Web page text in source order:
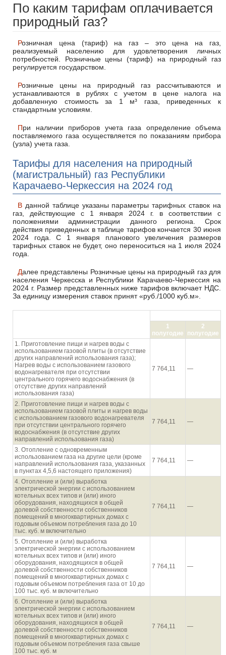
По каким тарифам оплачивается
природный газ?
Розничная цена (тариф) на газ – это цена на газ,
реализуемый населению для удовлетворения личных
потребностей. Розничные цены (тариф) на природный газ
регулируется государством.
Розничные цены на природный газ рассчитываются и
устанавливаются в рублях с учетом в цене налога на
добавленную стоимость за 1 м³ газа, приведенных к
стандартным условиям.
При наличии приборов учета газа определение объема
поставляемого газа осуществляется по показаниям прибора
(узла) учета газа.
Тарифы для населения на природный
(магистральный) газ Республики
Карачаево-Черкессия на 2024 год
В данной таблице указаны параметры тарифных ставок на
газ, действующие с 1 января 2024 г. в соответствии с
положениями администрации данного региона. Срок
действия приведенных в таблице тарифов кончается 30 июня
2024 года. С 1 января планового увеличения размеров
тарифных ставок не будет, оно переноситься на 1 июля 2024
года.
Далее представлены Розничные цены на природный газ для
населения Черкесска и Республики Карачаево-Черкессия на
2024 г. Размер представленных ниже тарифов включает НДС.
За единицу измерения ставок принят «руб./1000 куб.м».
1
полугодие
2
полугодие
1. Приготовление пищи и нагрев воды с
использованием газовой плиты (в отсутствие
других направлений использования газа);
Нагрев воды с использованием газового
водонагревателя при отсутствии
центрального горячего водоснабжения (в
отсутствие других направлений
использования газа)
7 764,11 —
2. Приготовление пищи и нагрев воды с
использованием газовой плиты и нагрев воды
с использованием газового водонагревателя
при отсутствии центрального горячего
водоснабжения (в отсутствие других
направлений использования газа)
7 764,11 —
3. Отопление с одновременным
использованием газа на другие цели (кроме
направлений использования газа, указанных
в пунктах 4,5,6 настоящего приложения)
7 764,11 —
4. Отопление и (или) выработка
электрической энергии с использованием
котельных всех типов и (или) иного
оборудования, находящихся в общей
долевой собственности собственников
помещений в многоквартирных домах с
годовым объемом потребления газа до 10
тыс. куб. м включительно
7 764,11 —
5. Отопление и (или) выработка
электрической энергии с использованием
котельных всех типов и (или) иного
оборудования, находящихся в общей
долевой собственности собственников
помещений в многоквартирных домах с
годовым объемом потребления газа от 10 до
100 тыс. куб. м включительно
7 764,11 —
6. Отопление и (или) выработка
электрической энергии с использованием
котельных всех типов и (или) иного
оборудования, находящихся в общей
долевой собственности собственников
помещений в многоквартирных домах с
годовым объемом потребления газа свыше
100 тыс. куб. м
7 764,11 —